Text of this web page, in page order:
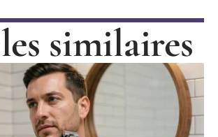
similaires